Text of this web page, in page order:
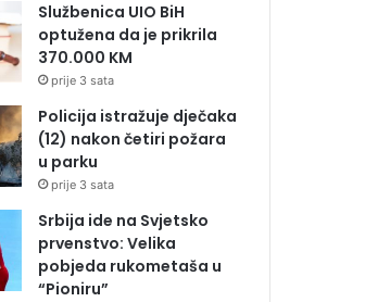
Službenica UIO BiH
optužena da je prikrila
370.000 KM
prije 3 sata
Policija istražuje dječaka
(12) nakon četiri požara
u parku
prije 3 sata
Srbija ide na Svjetsko
prvenstvo: Velika
pobjeda rukometaša u
“Pioniru”